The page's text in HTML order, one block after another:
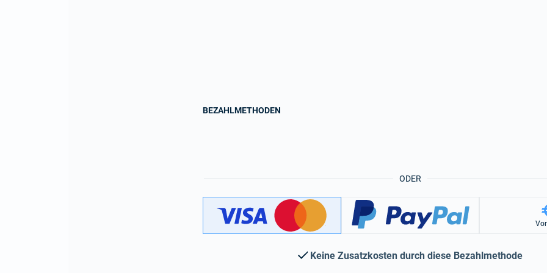
ODER
BEZAHLMETHODEN
Keine Zusatzkosten durch diese Bezahlmethode